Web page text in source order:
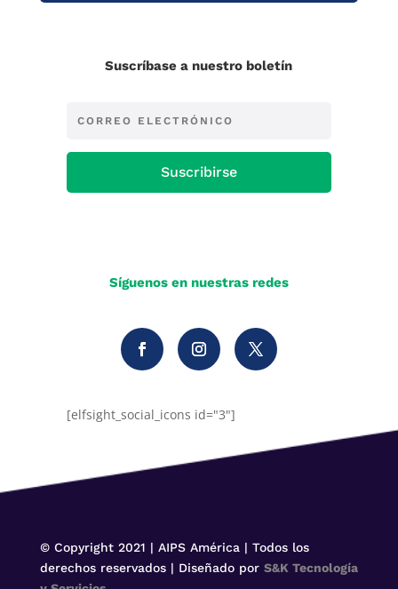
Suscríbase a nuestro boletín
Suscribirse
Síguenos en nuestras redes
[elfsight_social_icons id="3"]
© Copyright 2021 | AIPS América | Todos los
derechos reservados | Diseñado por S&K Tecnología